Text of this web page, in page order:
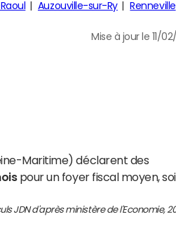
Auzouville-sur-Ry Renneville
Mise à jour le 11/
Maritime) déclarent des
pour un foyer fiscal moyen,
JDN d'après ministère de l'Economie,